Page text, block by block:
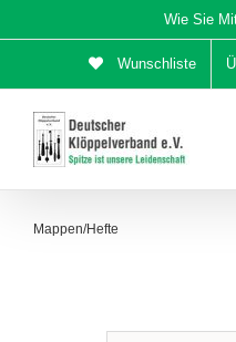
Inhalt
Wie Sie
Wunschliste
Mappen/Hefte